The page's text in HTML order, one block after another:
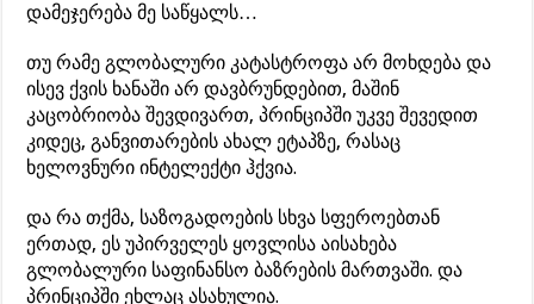
დამეჯერება მე საწყალს…
თუ რამე გლობალური კატასტროფა არ მოხდება და
ისევ ქვის ხანაში არ დავბრუნდებით, მაშინ
კაცობრიობა შევდივართ, პრინციპში უკვე შევედით
კიდეც, განვითარების ახალ ეტაპზე, რასაც
ხელოვნური ინტელექტი ჰქვია.
და რა თქმა, საზოგადოების სხვა სფეროებთან
ერთად, ეს უპირველეს ყოვლისა აისახება
გლობალური საფინანსო ბაზრების მართვაში. და
პრინციპში ეხლაც ასახულია.